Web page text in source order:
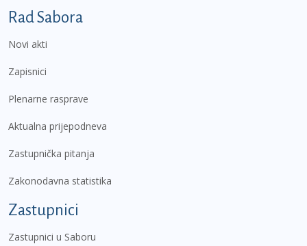
Podnožje prvi izbornik
Rad Sabora
Novi akti
Zapisnici
Plenarne rasprave
Aktualna prijepodneva
Zastupnička pitanja
Zakonodavna statistika
Zastupnici
Zastupnici u Saboru